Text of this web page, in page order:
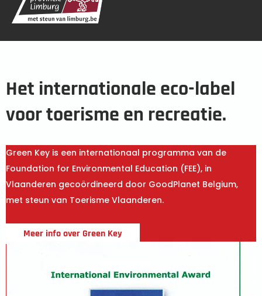
Het internationale eco-label
voor toerisme en recreatie.
Green Key is een internationaal programma van de
Foundation for Environmental Education (FEE), in
Vlaanderen gecoördineerd door GoodPlanet Belgium,
met steun van Toerisme Vlaanderen.
Meer info over Green Key